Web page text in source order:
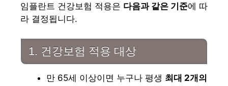
임플란트 건강보험 적용은 다음과 같은 기준에 따
라 결정됩니다.
1. 건강보험 적용 대상
만 65세 이상이면 누구나 평생 최대 2개의